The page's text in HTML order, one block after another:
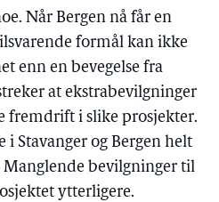
Når Bergen nå får en
formål kan ikke
enn en bevegelse fra
at ekstrabevilgninger
fremdrift i slike prosjekter.
i Stavanger og Bergen helt
bevilgninger til
ytterligere.